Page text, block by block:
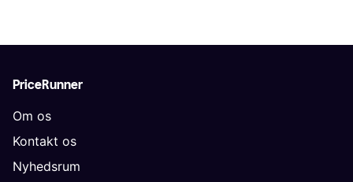
PriceRunner
Om os
Kontakt os
Nyhedsrum